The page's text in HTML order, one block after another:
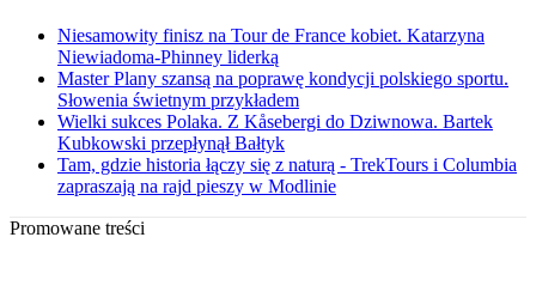
Niesamowity finisz na Tour de France kobiet. Katarzyna
Niewiadoma-Phinney liderką
Master Plany szansą na poprawę kondycji polskiego sportu.
Słowenia świetnym przykładem
Wielki sukces Polaka. Z Kåsebergi do Dziwnowa. Bartek
Kubkowski przepłynął Bałtyk
Tam, gdzie historia łączy się z naturą - TrekTours i Columbia
zapraszają na rajd pieszy w Modlinie
Promowane treści